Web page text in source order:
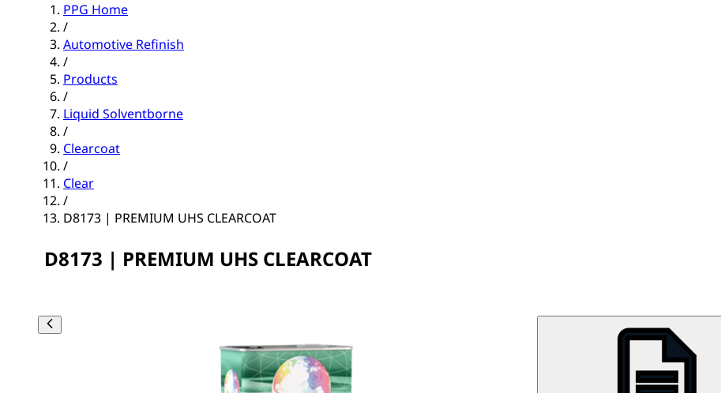
PPG Home
/
Automotive Refinish
/
Products
/
Liquid Solventborne
/
Clearcoat
/
Clear
/
D8173 | PREMIUM UHS CLEARCOAT
D8173 | PREMIUM UHS CLEARCOAT